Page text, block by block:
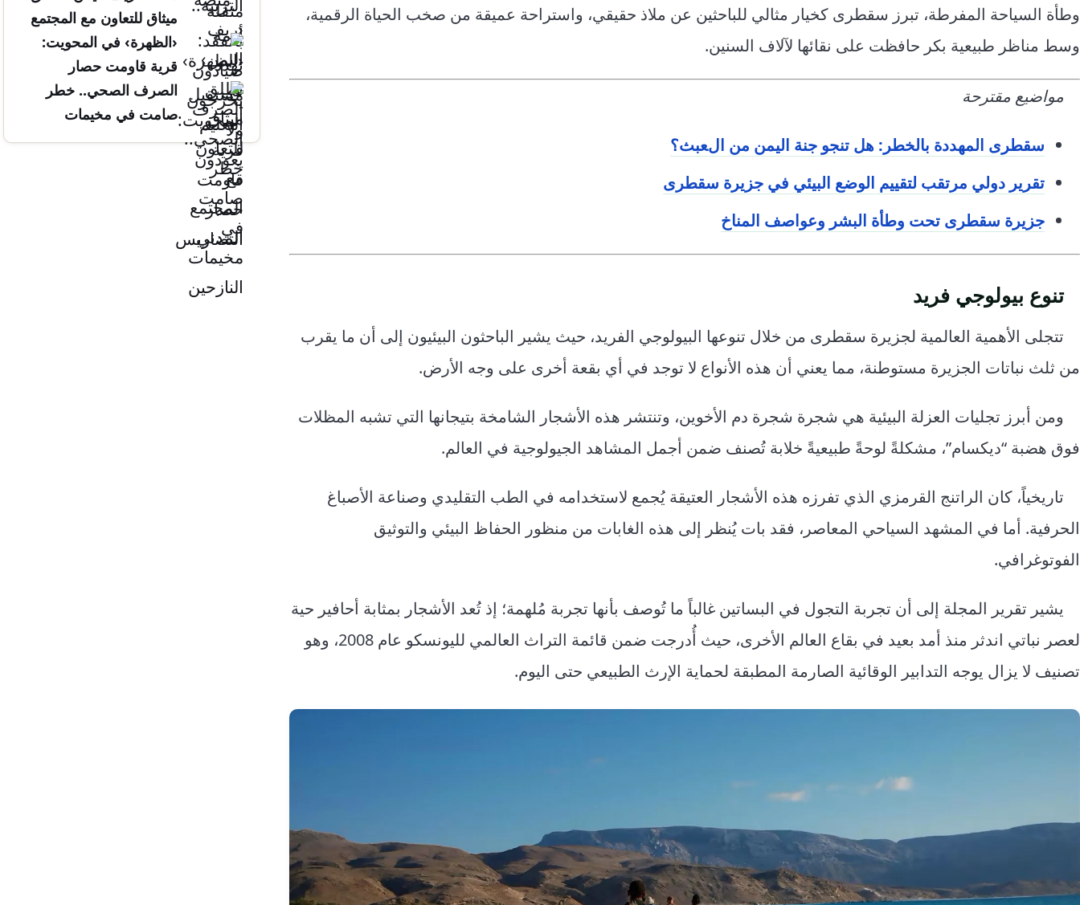
وطأة السياحة المفرطة، تبرز سقطرى كخيار مثالي للباحثين عن ملاذ حقيقي، واستراحة عميقة من صخب الحياة الرقمية،
وسط مناظر طبيعية بكر حافظت على نقائها لآلاف السنين.
مواضيع مقترحة
سقطرى المهددة بالخطر: هل تنجو جنة اليمن من العبث؟
تقرير دولي مرتقب لتقييم الوضع البيئي في جزيرة سقطرى
جزيرة سقطرى تحت وطأة البشر وعواصف المناخ
تنوع بيولوجي فريد
تتجلى الأهمية العالمية لجزيرة سقطرى من خلال تنوعها البيولوجي الفريد، حيث يشير الباحثون البيئيون إلى أن ما يقرب
من ثلث نباتات الجزيرة مستوطنة، مما يعني أن هذه الأنواع لا توجد في أي بقعة أخرى على وجه الأرض.
ومن أبرز تجليات العزلة البيئية هي شجرة شجرة دم الأخوين، وتنتشر هذه الأشجار الشامخة بتيجانها التي تشبه المظلات
فوق هضبة “ديكسام”، مشكلةً لوحةً طبيعيةً خلابة تُصنف ضمن أجمل المشاهد الجيولوجية في العالم.
تاريخياً، كان الراتنج القرمزي الذي تفرزه هذه الأشجار العتيقة يُجمع لاستخدامه في الطب التقليدي وصناعة الأصباغ
الحرفية. أما في المشهد السياحي المعاصر، فقد بات يُنظر إلى هذه الغابات من منظور الحفاظ البيئي والتوثيق
الفوتوغرافي.
يشير تقرير المجلة إلى أن تجربة التجول في البساتين غالباً ما تُوصف بأنها تجربة مُلهمة؛ إذ تُعد الأشجار بمثابة أحافير حية
لعصر نباتي اندثر منذ أمد بعيد في بقاع العالم الأخرى، حيث أُدرجت ضمن قائمة التراث العالمي لليونسكو عام 2008، وهو
تصنيف لا يزال يوجه التدابير الوقائية الصارمة المطبقة لحماية الإرث الطبيعي حتى اليوم.
ميثاق للتعاون مع المجتمع
المدني
‹الظهرة› في المحويت:
قرية قاومت حصار
التضاريس
الصرف الصحي.. خطر
صامت في مخيمات
النازحين